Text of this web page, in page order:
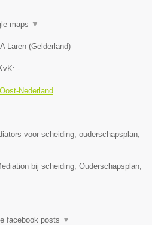
maps ▼
Laren (Gelderland)
-
Nederland
voor scheiding, ouderschapsplan,
bij scheiding, Ouderschapsplan,
facebook posts ▼